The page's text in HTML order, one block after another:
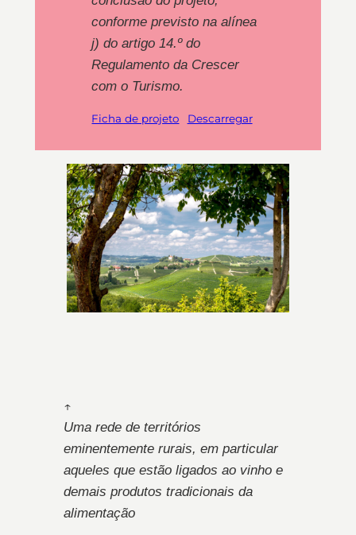
conforme previsto na alínea
j) do artigo 14.º do
Regulamento da Crescer
com o Turismo.
Ficha de projeto Descarregar
↑
Uma rede de territórios
eminentemente rurais, em particular
aqueles que estão ligados ao vinho e
demais produtos tradicionais da
alimentação